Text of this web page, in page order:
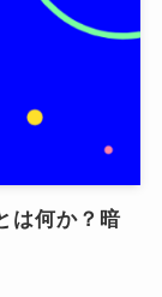
は何か？暗